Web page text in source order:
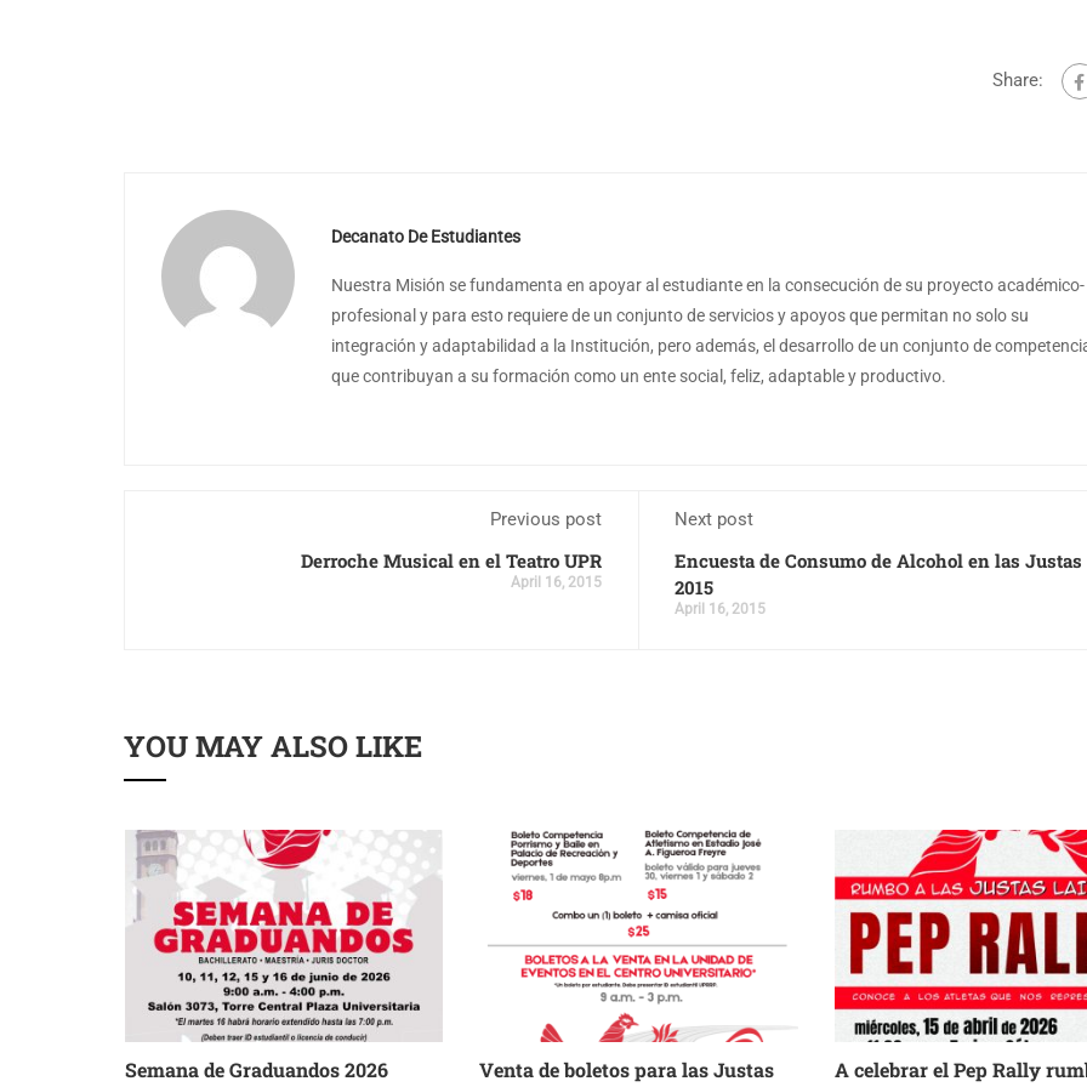
Share:
Decanato De Estudiantes
Nuestra Misión se fundamenta en apoyar al estudiante en la consecución de su proyecto académico-
profesional y para esto requiere de un conjunto de servicios y apoyos que permitan no solo su
integración y adaptabilidad a la Institución, pero además, el desarrollo de un conjunto de
que contribuyan a su formación como un ente social, feliz, adaptable y productivo.
Previous post
Derroche Musical en el Teatro UPR
April 16, 2015
Next post
Encuesta de Consumo de Alcohol en las Justas
2015
April 16, 2015
YOU MAY ALSO LIKE
Semana de Graduandos 2026 Venta de boletos para las Justas A celebrar el Pep Rally